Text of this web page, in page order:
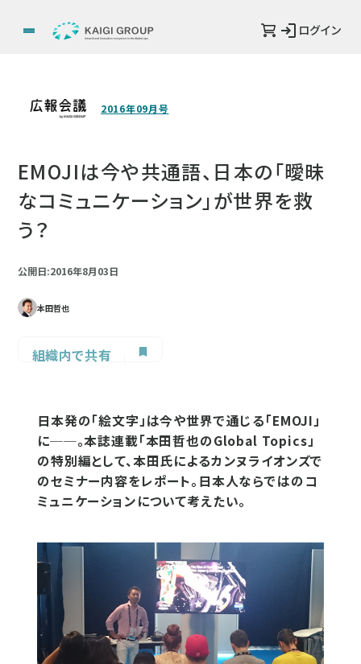
ログイン
2016年09月号
EMOJIは今や共通語、日本の「曖昧
なコミュニケーション」が世界を救
う？
公開日:2016年8月03日
本田哲也
組織内で共有
日本発の「絵文字」は今や世界で通じる「EMOJI」
に──。本誌連載「本田哲也のGlobal Topics」
の特別編として、本田氏によるカンヌライオンズで
のセミナー内容をレポート。日本人ならではのコ
ミュニケーションについて考えたい。